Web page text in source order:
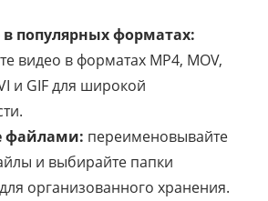
в популярных форматах:
видео в форматах MP4, MOV,
и GIF для широкой
файлами: переименовывайте
и выбирайте папки
организованного хранения.